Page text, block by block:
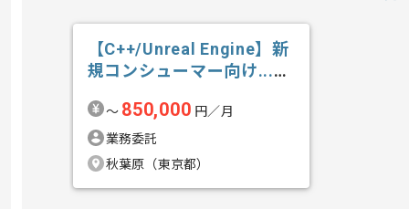
【C++/Unreal Engine】新
規コンシューマー向け...の
〜 850,000 円／月
業務委託
秋葉原（東京都）